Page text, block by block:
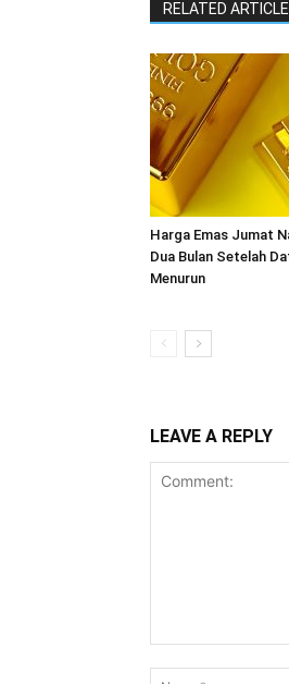
RELATED
Harga Emas Jumat
Dua Bulan Setelah
Menurun
LEAVE A REPLY